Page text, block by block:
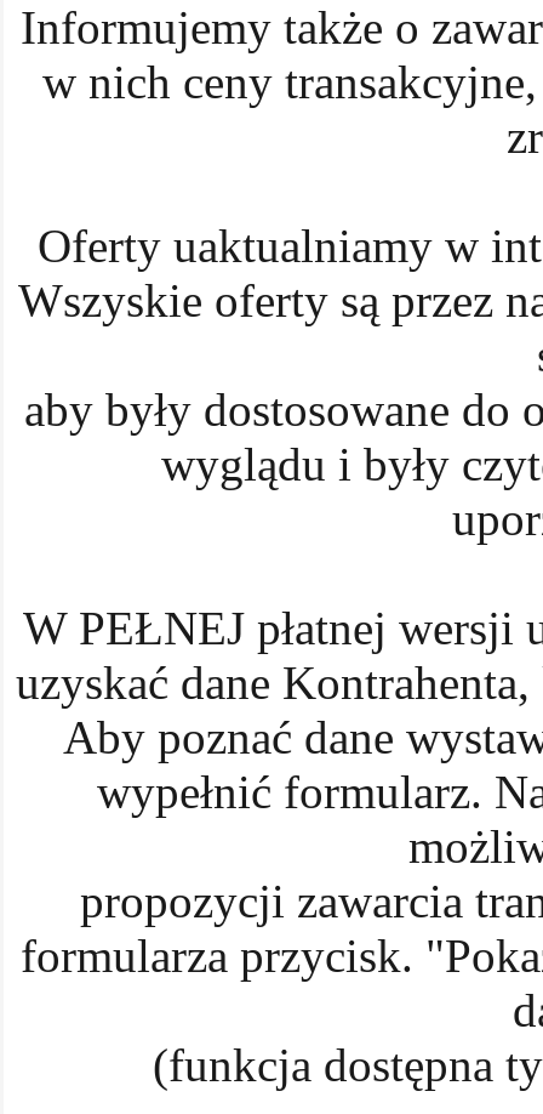
Informujemy także o
w nich ceny
Oferty uaktualniamy w
Wszyskie oferty są przez
aby były dostosowane do
wyglądu i były
W PEŁNEJ płatnej wersji
uzyskać dane
Aby poznać dane
wypełnić formularz.
propozycji zawarcia
formularza przycisk.
(funkcja dostępna